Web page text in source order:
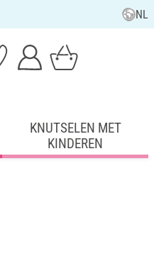
NL
KNUTSELEN MET
KINDEREN